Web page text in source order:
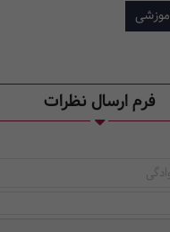
فرم ارسال نظرات